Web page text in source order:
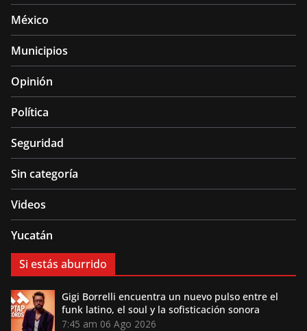
México
Municipios
Opinión
Política
Seguridad
Sin categoría
Videos
Yucatán
Si estás aburrido
Gigi Borrelli encuentra un nuevo pulso entre el
funk latino, el soul y la sofisticación sonora
7:45 am 06 Ago 2026